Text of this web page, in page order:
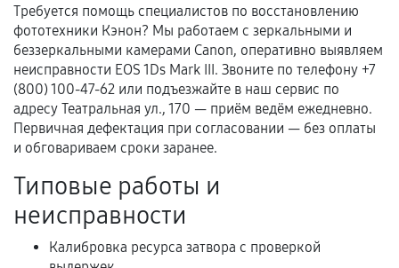
Документы для подтверждения
гарантии
Гарантийный талон.
Акт выполненных работ с датой, перечнем
услуг и сроком гарантии.
Документы на установленные комплектующие
и кассовый чек.
Требуется помощь специалистов по восстановлению
фототехники Кэнон? Мы работаем с зеркальными и
беззеркальными камерами Canon, оперативно выявляем
неисправности EOS 1Ds Mark III. Звоните по телефону +7
(800) 100-47-62 или подъезжайте в наш сервис по
адресу Театральная ул., 170 — приём ведём ежедневно.
Первичная дефектация при согласовании — без оплаты
и обговариваем сроки заранее.
Типовые работы и
неисправности
Калибровка ресурса затвора с проверкой